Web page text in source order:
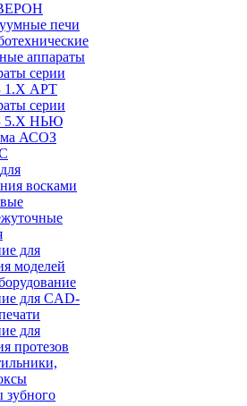
печи
аппараты
серии
1.Х АРТ
серии
5.Х НЬЮ
АСОЗ
восками
для
моделей
для CAD-
для
протезов
зубного